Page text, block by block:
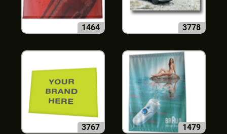
1464 3778
3767 1479